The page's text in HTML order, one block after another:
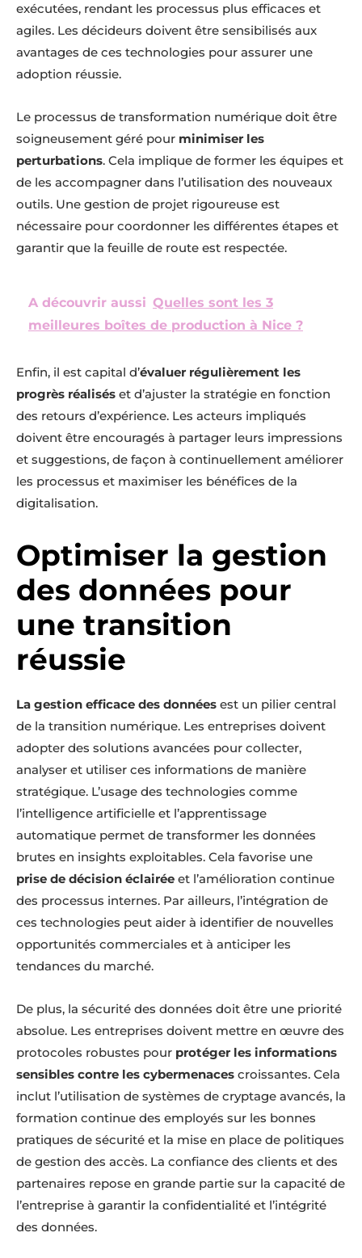
exécutées, rendant les processus plus efficaces et
agiles. Les décideurs doivent être sensibilisés aux
avantages de ces technologies pour assurer une
adoption réussie.
Le processus de transformation numérique doit être
soigneusement géré pour minimiser les
perturbations. Cela implique de former les équipes et
de les accompagner dans l’utilisation des nouveaux
outils. Une gestion de projet rigoureuse est
nécessaire pour coordonner les différentes étapes et
garantir que la feuille de route est respectée.
A découvrir aussi Quelles sont les 3
meilleures boîtes de production à Nice ?
Enfin, il est capital d’évaluer régulièrement les
progrès réalisés et d’ajuster la stratégie en fonction
des retours d’expérience. Les acteurs impliqués
doivent être encouragés à partager leurs impressions
et suggestions, de façon à continuellement améliorer
les processus et maximiser les bénéfices de la
digitalisation.
Optimiser la gestion
des données pour
une transition
réussie
La gestion efficace des données est un pilier central
de la transition numérique. Les entreprises doivent
adopter des solutions avancées pour collecter,
analyser et utiliser ces informations de manière
stratégique. L’usage des technologies comme
l’intelligence artificielle et l’apprentissage
automatique permet de transformer les données
brutes en insights exploitables. Cela favorise une
prise de décision éclairée et l’amélioration continue
des processus internes. Par ailleurs, l’intégration de
ces technologies peut aider à identifier de nouvelles
opportunités commerciales et à anticiper les
tendances du marché.
De plus, la sécurité des données doit être une priorité
absolue. Les entreprises doivent mettre en œuvre des
protocoles robustes pour protéger les informations
sensibles contre les cybermenaces croissantes. Cela
inclut l’utilisation de systèmes de cryptage avancés, la
formation continue des employés sur les bonnes
pratiques de sécurité et la mise en place de politiques
de gestion des accès. La confiance des clients et des
partenaires repose en grande partie sur la capacité de
l’entreprise à garantir la confidentialité et l’intégrité
des données.